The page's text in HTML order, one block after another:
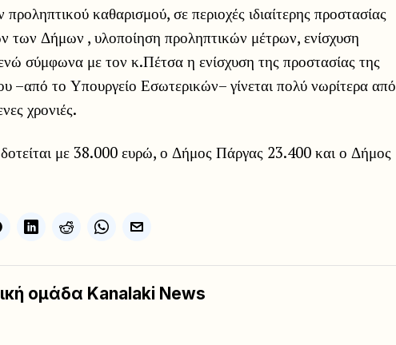
καθαρισμού, σε περιοχές ιδιαίτερης προστασίας
των Δήμων , υλοποίηση προληπτικών μέτρων, ενίσχυση
σύμφωνα με τον κ.Πέτσα η ενίσχυση της προστασίας της
–από το Υπουργείο Εσωτερικών– γίνεται πολύ νωρίτερα από
χρονιές.
με 38.000 ευρώ, ο Δήμος Πάργας 23.400 και ο Δήμος
ομάδα Kanalaki News